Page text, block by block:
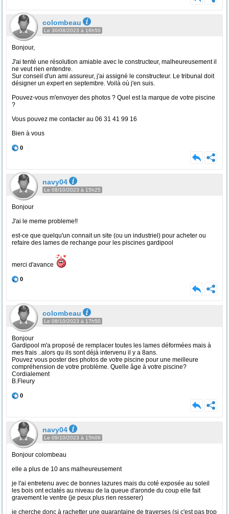
colombeau
Le 30/08/2023 à 16h50
Bonjour,
J'ai tenté une résolution amiable avec le constructeur, malheureusement il
ne veut rien entendre.
Sur conseil d'un ami assureur, j'ai assigné le constructeur. Le tribunal doit
désigner un expert en septembre. Voilà où j'en suis.
Pouvez-vous m'envoyer des photos ? Quel est la marque de votre piscine
?
Vous pouvez me contacter au 06 31 41 99 16
Bien à vous
0
navy04
Le 08/10/2023 à 15h25
Bonjour
J'ai le meme probleme!!
est-ce que quelqu'un connait un site (ou un industriel) pour acheter ou
refaire des lames de rechange pour les piscines gardipool
merci d'avance
0
colombeau
Le 08/10/2023 à 17h50
Bonjour
Gardipool m'a proposé de remplacer toutes les lames déformées mais à
mes frais ..alors qu ils sont déjà intervenu il y a 8ans.
Pouvez vous poster des photos de votre piscine pour une meilleure
compréhension de votre problème. Quelle âge à votre piscine?
Cordialement
B.Fleury
0
navy04
Le 09/10/2023 à 15h06
Bonjour colombeau
elle a plus de 10 ans malheureusement
je l'ai entretenu avec de bonnes lazures mais du coté exposée au soleil
les bois ont eclatés au niveau de la queue d'aronde du coup elle fait
gravement le ventre (je peux plus rien resserer)
je cherche donc à rachetter une quarantaine de traverses (si c'est pas trop